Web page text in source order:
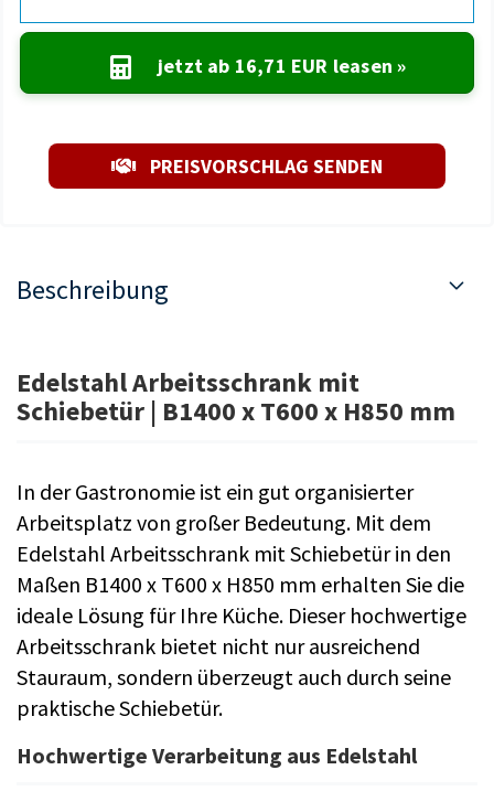
jetzt ab 16,71 EUR leasen »
PREISVORSCHLAG SENDEN
Beschreibung
Edelstahl Arbeitsschrank mit
Schiebetür | B1400 x T600 x H850 mm
In der Gastronomie ist ein gut organisierter
Arbeitsplatz von großer Bedeutung. Mit dem
Edelstahl Arbeitsschrank mit Schiebetür in den
Maßen B1400 x T600 x H850 mm erhalten Sie die
ideale Lösung für Ihre Küche. Dieser hochwertige
Arbeitsschrank bietet nicht nur ausreichend
Stauraum, sondern überzeugt auch durch seine
praktische Schiebetür.
Hochwertige Verarbeitung aus Edelstahl